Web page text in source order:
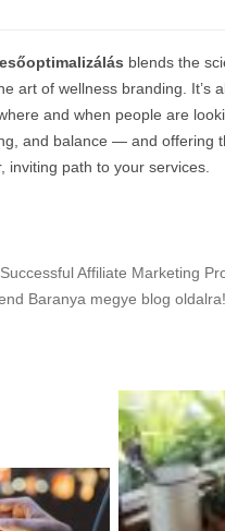
blends the
art of wellness branding. It’s
and when people are
and balance — and offering
inviting path to your services.
Affiliate Marketing
Baranya megye blog oldalra!